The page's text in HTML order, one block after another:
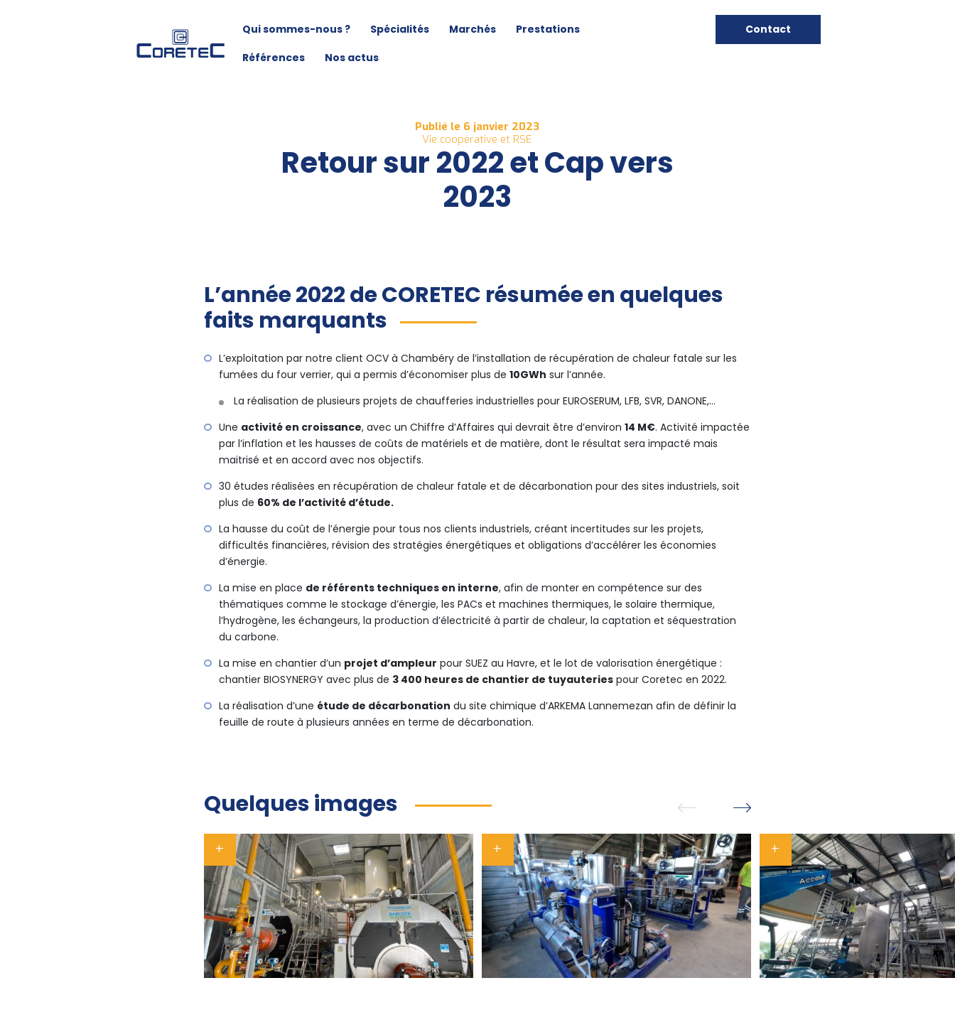
Qui sommes-nous ? Spécialités Marchés
Prestations
Références
Nos actus
Contact
Publié le 6 janvier 2023
Vie coopérative et RSE
Retour sur 2022 et Cap vers
2023
L’année 2022 de CORETEC résumée en quelques
faits marquants
L’exploitation par notre client OCV à Chambéry de l’installation de récupération de chaleur fatale sur les
fumées du four verrier, qui a permis d’économiser plus de 10GWh sur l’année.
La réalisation de plusieurs projets de chaufferies industrielles pour EUROSERUM, LFB, SVR, DANONE,…
Une activité en croissance, avec un Chiffre d’Affaires qui devrait être d’environ 14 M€. Activité impactée
par l’inflation et les hausses de coûts de matériels et de matière, dont le résultat sera impacté mais
maitrisé et en accord avec nos objectifs.
30 études réalisées en récupération de chaleur fatale et de décarbonation pour des sites industriels, soit
plus de 60% de l’activité d’étude.
La hausse du coût de l’énergie pour tous nos clients industriels, créant incertitudes sur les projets,
difficultés financières, révision des stratégies énergétiques et obligations d’accélérer les économies
d’énergie.
La mise en place de référents techniques en interne, afin de monter en compétence sur des
thématiques comme le stockage d’énergie, les PACs et machines thermiques, le solaire thermique,
l’hydrogène, les échangeurs, la production d’électricité à partir de chaleur, la captation et séquestration
du carbone.
La mise en chantier d’un projet d’ampleur pour SUEZ au Havre, et le lot de valorisation énergétique :
chantier BIOSYNERGY avec plus de 3 400 heures de chantier de tuyauteries pour Coretec en 2022.
La réalisation d’une étude de décarbonation du site chimique d’ARKEMA Lannemezan afin de définir la
feuille de route à plusieurs années en terme de décarbonation.
Quelques images